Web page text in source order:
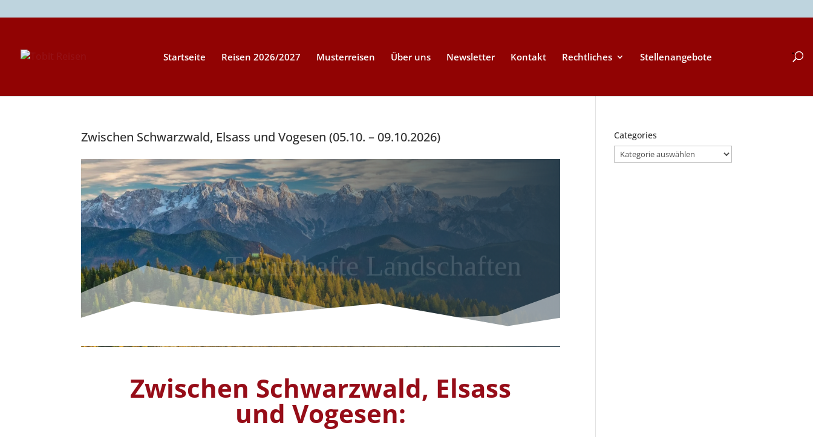
Startseite Reisen 2026/2027 Musterreisen Über uns Newsletter Kontakt Rechtliches Stellenangebote
Zwischen Schwarzwald, Elsass und Vogesen (05.10. – 09.10.2026)
Traumhafte Landschaften
Zwischen Schwarzwald, Elsass
und Vogesen:
Categories
Categories